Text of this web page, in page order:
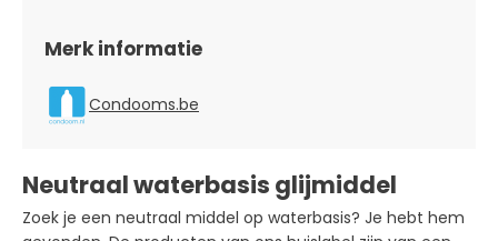
Merk informatie
Condooms.be
Neutraal waterbasis glijmiddel
Zoek je een neutraal middel op waterbasis? Je hebt hem